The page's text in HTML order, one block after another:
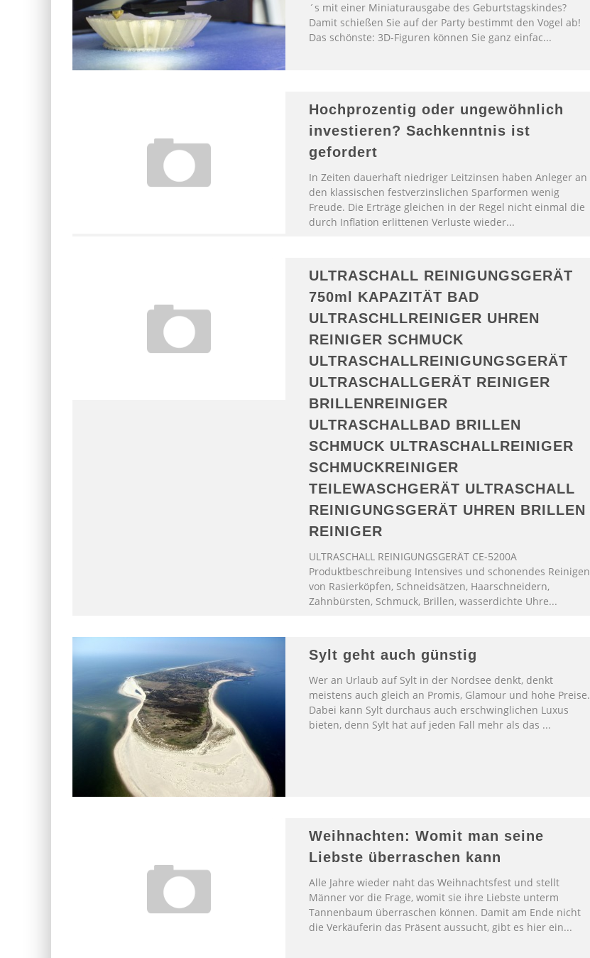
´s mit einer Miniaturausgabe des Geburtstagskindes?
Damit schießen Sie auf der Party bestimmt den Vogel ab!
Das schönste: 3D-Figuren können Sie ganz einfac...
Hochprozentig oder ungewöhnlich
investieren? Sachkenntnis ist
gefordert
In Zeiten dauerhaft niedriger Leitzinsen haben Anleger an
den klassischen festverzinslichen Sparformen wenig
Freude. Die Erträge gleichen in der Regel nicht einmal die
durch Inflation erlittenen Verluste wieder...
ULTRASCHALL REINIGUNGSGERÄT
750ml KAPAZITÄT BAD
ULTRASCHLLREINIGER UHREN
REINIGER SCHMUCK
ULTRASCHALLREINIGUNGSGERÄT
ULTRASCHALLGERÄT REINIGER
BRILLENREINIGER
ULTRASCHALLBAD BRILLEN
SCHMUCK ULTRASCHALLREINIGER
SCHMUCKREINIGER
TEILEWASCHGERÄT ULTRASCHALL
REINIGUNGSGERÄT UHREN BRILLEN
REINIGER
ULTRASCHALL REINIGUNGSGERÄT CE-5200A
Produktbeschreibung Intensives und schonendes Reinigen
von Rasierköpfen, Schneidsätzen, Haarschneidern,
Zahnbürsten, Schmuck, Brillen, wasserdichte Uhre...
Sylt geht auch günstig
Wer an Urlaub auf Sylt in der Nordsee denkt, denkt
meistens auch gleich an Promis, Glamour und hohe Preise.
Dabei kann Sylt durchaus auch erschwinglichen Luxus
bieten, denn Sylt hat auf jeden Fall mehr als das ...
Weihnachten: Womit man seine
Liebste überraschen kann
Alle Jahre wieder naht das Weihnachtsfest und stellt
Männer vor die Frage, womit sie ihre Liebste unterm
Tannenbaum überraschen können. Damit am Ende nicht
die Verkäuferin das Präsent aussucht, gibt es hier ein...